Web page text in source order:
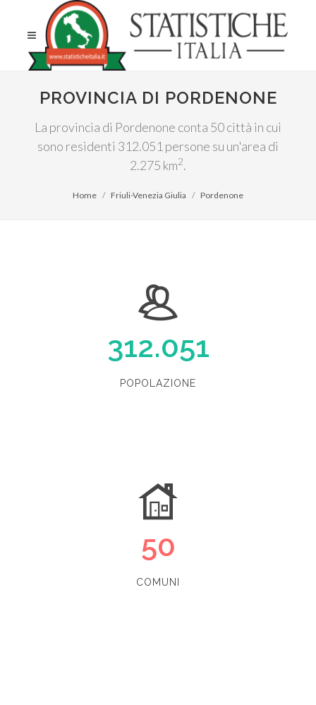
PROVINCIA DI PORDENONE
La provincia di Pordenone conta 50 città in cui
sono residenti 312.051 persone su un'area di
2.275 km2.
Home Friuli-Venezia Giulia Pordenone
312.051
POPOLAZIONE
50
COMUNI